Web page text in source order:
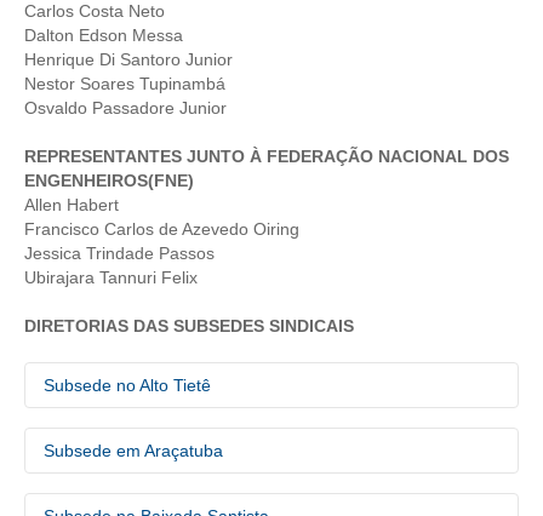
RES 1.002/2002 – CÓDIGO DE ÉTICA
HOMOLOGAÇÕES
PISO SALARIAL
EMPREGO E ESTÁGIO
CARREIRA
Carlos Costa Neto
Dalton Edson Messa
Henrique Di Santoro Junior
Nestor Soares Tupinambá
Osvaldo Passadore Junior
REPRESENTANTES JUNTO À FEDERAÇÃO NACIONAL DOS
ENGENHEIROS(FNE)
Allen Habert
Francisco Carlos de Azevedo Oiring
Jessica Trindade Passos
Ubirajara Tannuri Felix
DIRETORIAS DAS SUBSEDES SINDICAIS
Subsede no Alto Tietê
Mário Edison Picchi Gallego
Diretor operacional
Subsede em Araçatuba